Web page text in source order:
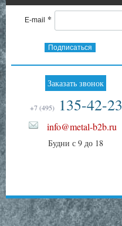
E-mail *
Подписаться
Заказать звонок
+7 (495) 135-42-23
info@metal-b2b.ru
Будни с 9 до 18